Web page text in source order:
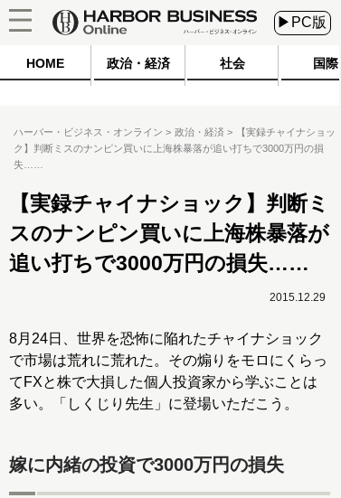
▶PC版
HOME 政治・経済 社会 国際
ハーバー・ビジネス・オンライン 政治・経済
【実録チャイナショッ
ク】判断ミスのナンピン買いに上海株暴落が追い打ちで3000万円の損
失……
【実録チャイナショック】判断ミ
スのナンピン買いに上海株暴落が
追い打ちで3000万円の損失……
2015.12.29
8月24日、世界を恐怖に陥れたチャイナショック
で市場は荒れに荒れた。その煽りをモロにくらっ
てFXと株で大損した個人投資家から学ぶことは
多い。「しくじり先生」に登場いただこう。
嫁に内緒の投資で3000万円の損失